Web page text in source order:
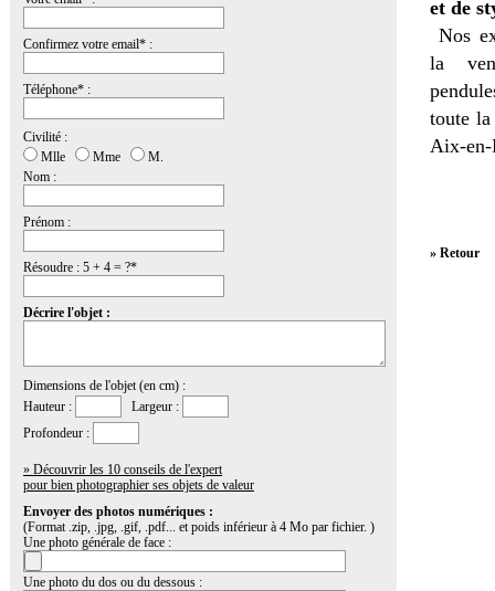
Confirmez votre email* :
Téléphone* :
Civilité :
Mlle
Mme
M.
Nom :
Prénom :
Résoudre : 5 + 4 = ?*
Décrire l'objet :
Dimensions de l'objet (en cm) :
Hauteur :
Largeur :
Profondeur :
» Découvrir les 10 conseils de l'expert
pour bien photographier ses objets de valeur
Envoyer des photos numériques :
(Format .zip, .jpg, .gif, .pdf... et poids inférieur à 4 Mo par fichier. )
Une photo générale de face :
Une photo du dos ou du dessous :
et de
Nos
la
toute
Aix-en-
» Retour